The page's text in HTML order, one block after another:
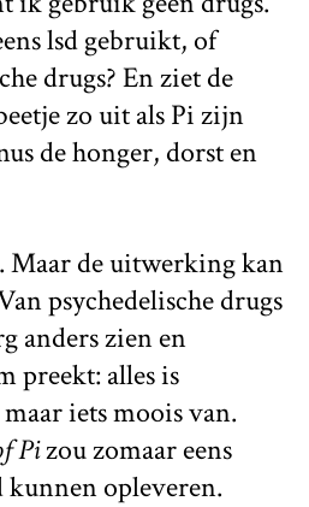
lsd gebruikt, of
drugs? En ziet de
zo uit als Pi zijn
de honger, dorst en
Maar de uitwerking kan
psychedelische drugs
anders zien en
preekt: alles is
iets moois van.
Pizou zomaar eens
opleveren.